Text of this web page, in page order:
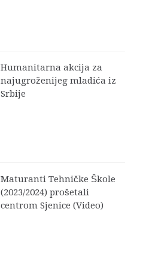
Humanitarna akcija za
najugroženijeg mladića iz
Srbije
Maturanti Tehničke Škole
(2023/2024) prošetali
centrom Sjenice (Video)